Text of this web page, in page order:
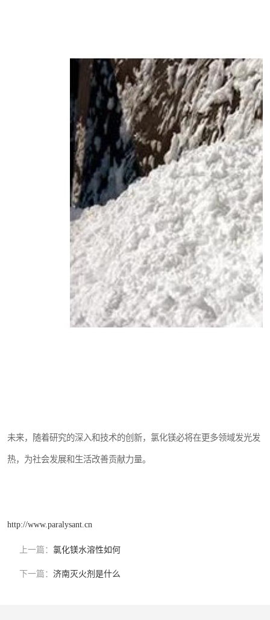
未来，随着研究的深入和技术的创新，氯化镁必将在更多领域发光发
热，为社会发展和生活改善贡献力量。
http://www.paralysant.cn
上一篇： 氯化镁水溶性如何
下一篇： 济南灭火剂是什么